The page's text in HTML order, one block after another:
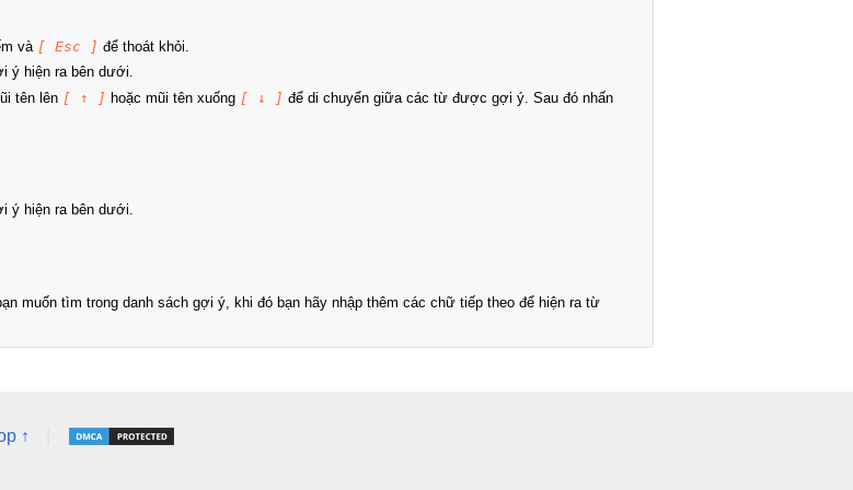
và [ Esc ] để thoát khỏi.
ý hiện ra bên dưới.
tên lên [ ↑ ] hoặc mũi tên xuống [ ↓ ] để di chuyển giữa các từ được gợi ý. Sau đó nhấn
ý hiện ra bên dưới.
muốn tìm trong danh sách gợi ý, khi đó bạn hãy nhập thêm các chữ tiếp theo để hiện ra từ
↑